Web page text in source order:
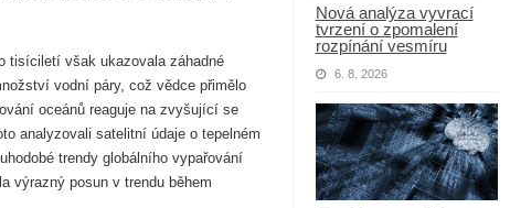
Nová analýza vyvrací
tvrzení o zpomalení
rozpínání vesmíru
6. 8. 2026
tisíciletí však ukazovala záhadné
vodní páry, což vědce přimělo
oceánů reaguje na zvyšující se
analyzovali satelitní údaje o tepelném
trendy globálního vypařování
výrazný posun v trendu během